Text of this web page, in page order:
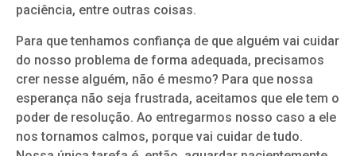
paciência, entre outras coisas.
Para que tenhamos confiança de que alguém vai cuidar
do nosso problema de forma adequada, precisamos
crer nesse alguém, não é mesmo? Para que nossa
esperança não seja frustrada, aceitamos que ele tem o
poder de resolução. Ao entregarmos nosso caso a ele
nos tornamos calmos, porque vai cuidar de tudo.